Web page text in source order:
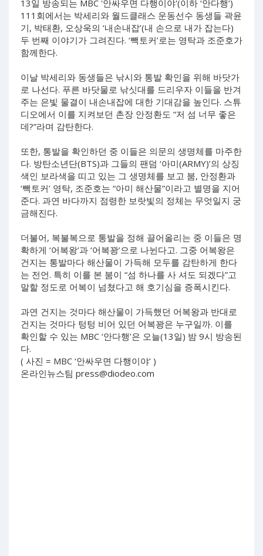
13일 방송되는 MBC '안싸우면 다행이야'(이하 ‘안다행’)
111회에서는 박세리와 월드클래스 운동선수 동생들 곽윤
기, 박태환, 오상욱의 ‘내손내잡’(내 손으로 내가 잡는다)
두 번째 이야기가 그려진다. ‘빽토커’로는 영탁과 조준호가
함께한다.
이날 박세리와 동생들은 낚시와 통발 확인을 위해 바닷가
로 나선다. 푸른 바닷물로 낚싯대를 드리우자 이들을 반겨
주는 은빛 물결이 내손내잡에 대한 기대감을 높인다. 스튜
디오에서 이를 지켜보던 촌장 안정환도 “저 섬 너무 좋은
데?”라며 감탄한다.
또한, 통발을 확인하던 중 이들은 의문의 생명체를 마주한
다. 방탄소년단(BTS)과 그들의 팬덤 ‘아미(ARMY)’의 상징
색인 보라색을 띠고 있는 그 생명체를 보고 붐, 안정환과
‘빽토커’ 영탁, 조준호는 “아미 해산물”이라고 별명을 지어
준다. 과연 바다까지 점령한 보랏빛의 정체는 무엇일지 궁
금해진다.
더불어, 복불복으로 통발을 정해 끌어올리는 중 이들은 명
확하게 ‘어복왕’과 ‘어복꽝’으로 나뉜다고. 그중 어복왕은
건지는 통발마다 해산물이 가득해 모두를 감탄하게 한다
는 전언. 특히 이를 본 붐이 “섬 하나를 사 셔도 되겠다”고
말할 정도로 어복이 넘쳤다고 해 호기심을 증폭시킨다.
과연 건지는 것마다 해산물이 가득했던 어복왕과 반대로
건지는 것마다 텅텅 비어 있던 어복꽝은 누구일까. 이를
확인할 수 있는 MBC ‘안다행’은 오늘(13일) 밤 9시 방송된
다.
( 사진 = MBC ‘안싸우면 다행이야’ )
온라인뉴스팀 press@diodeo.com